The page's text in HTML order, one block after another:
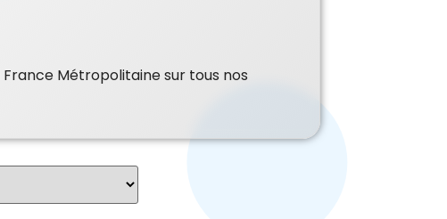
Métropolitaine sur tous nos